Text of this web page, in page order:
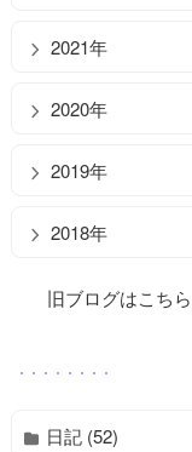
2021年
2020年
2019年
2018年
旧ブログはこちら
日記 (52)